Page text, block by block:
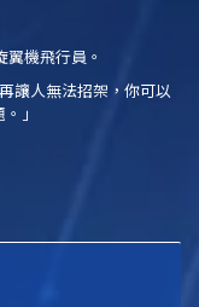
機飛行員。
讓人無法招架，你可以
」